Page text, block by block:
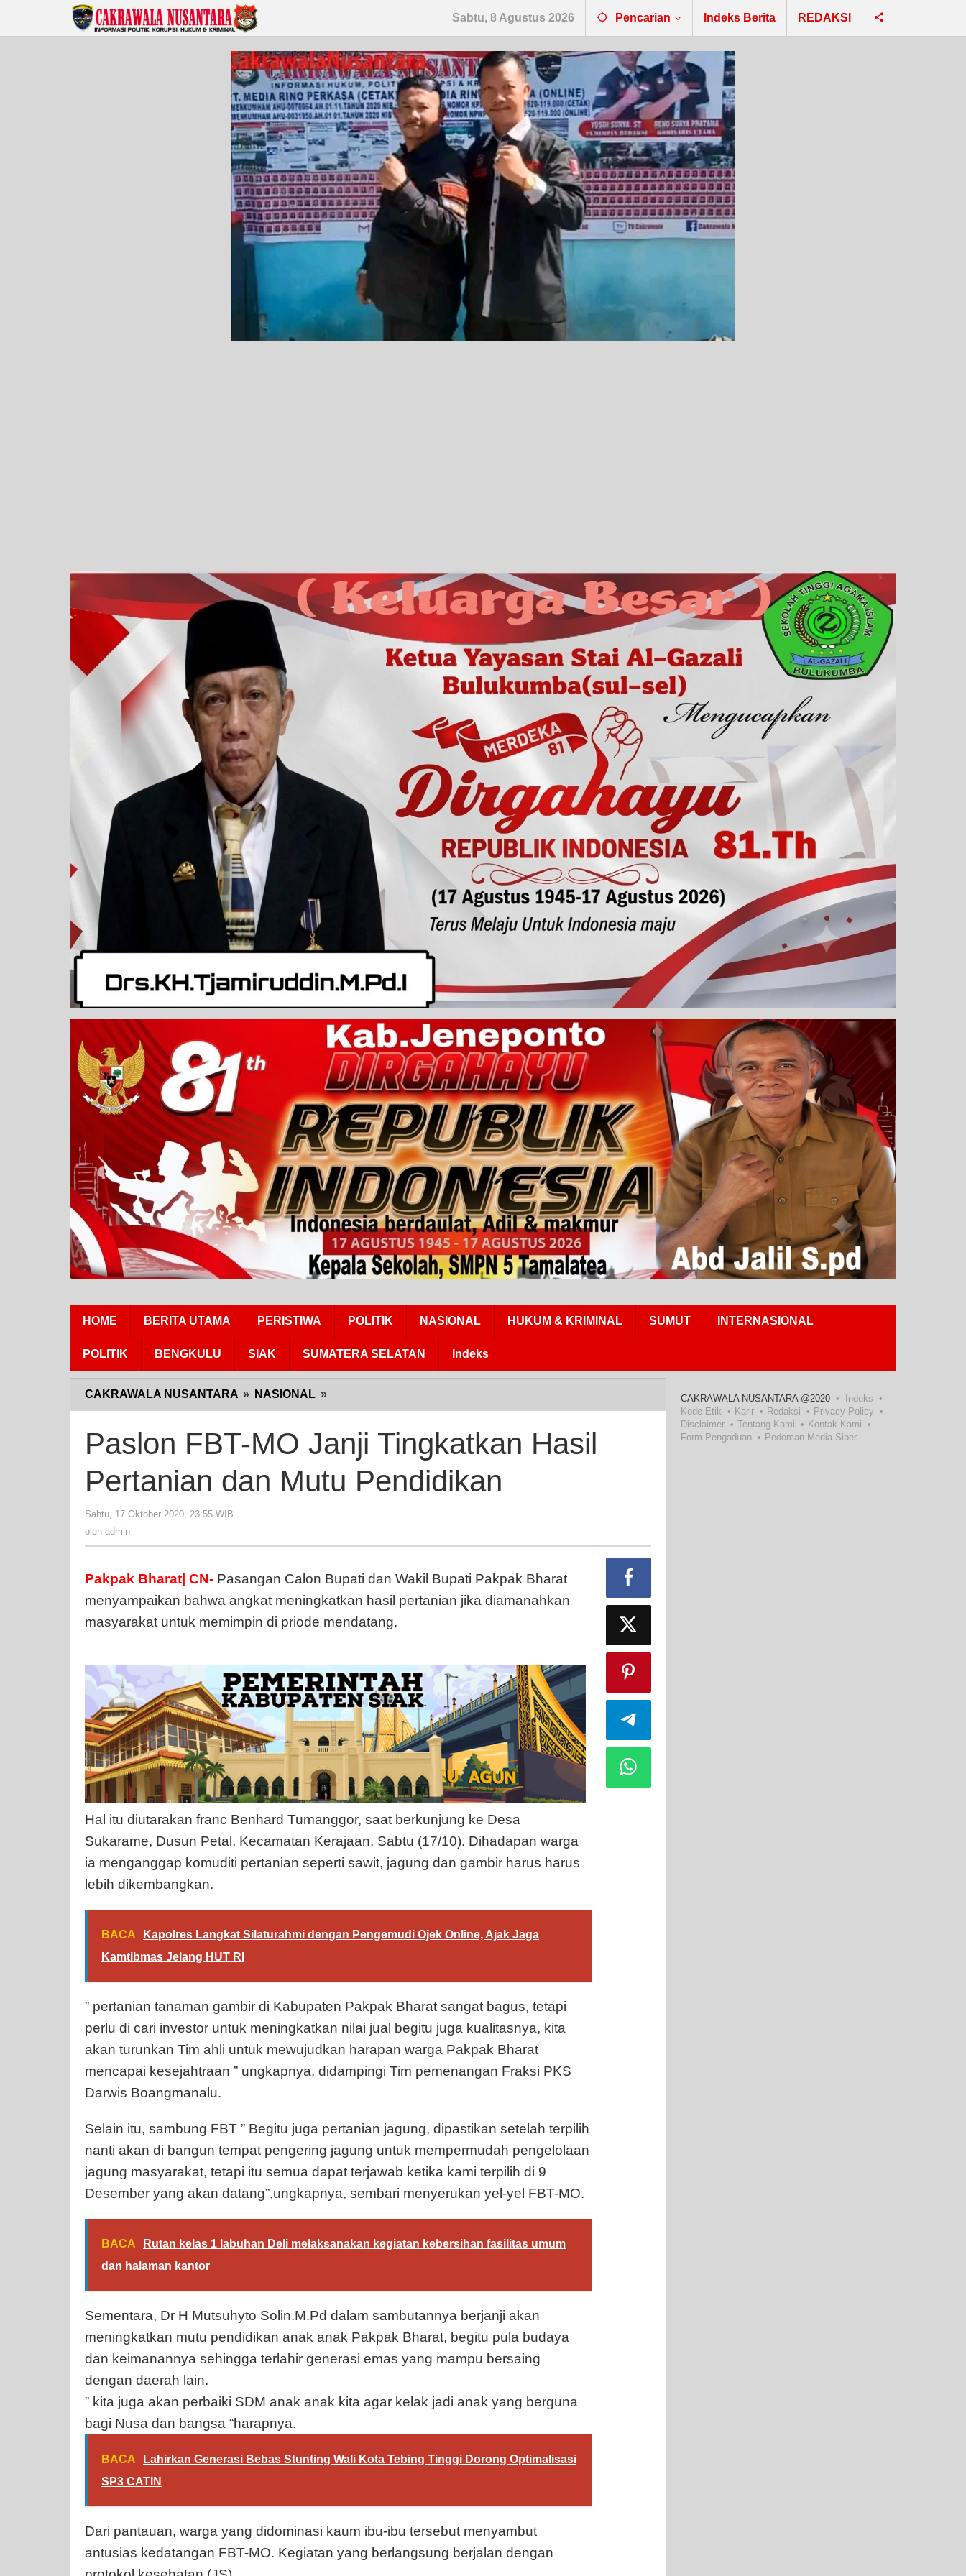
Sabtu, 8 Agustus 2026 Pencarian Indeks Berita REDAKSI
HOME BERITA UTAMA PERISTIWA POLITIK NASIONAL HUKUM & KRIMINAL SUMUT INTERNASIONAL
POLITIK BENGKULU SIAK SUMATERA SELATAN Indeks
CAKRAWALA NUSANTARA » NASIONAL »
FBT-
Janji
Tingkatkan
Pendidikan
Paslon FBT-MO Janji Tingkatkan Hasil
Pertanian dan Mutu Pendidikan
Sabtu, 17 Oktober 2020, 23:55 WIB
oleh admin
Pakpak Bharat| CN- Pasangan Calon Bupati dan Wakil Bupati Pakpak Bharat
menyampaikan bahwa angkat meningkatkan hasil pertanian jika diamanahkan
masyarakat untuk memimpin di priode mendatang.
Hal itu diutarakan franc Benhard Tumanggor, saat berkunjung ke Desa
Sukarame, Dusun Petal, Kecamatan Kerajaan, Sabtu (17/10). Dihadapan warga
ia menganggap komuditi pertanian seperti sawit, jagung dan gambir harus harus
lebih dikembangkan.
BACA
Kapolres Langkat Silaturahmi dengan Pengemudi Ojek Online, Ajak Jaga
Kamtibmas Jelang HUT RI
” pertanian tanaman gambir di Kabupaten Pakpak Bharat sangat bagus, tetapi
perlu di cari investor untuk meningkatkan nilai jual begitu juga kualitasnya, kita
akan turunkan Tim ahli untuk mewujudkan harapan warga Pakpak Bharat
mencapai kesejahtraan ” ungkapnya, didampingi Tim pemenangan Fraksi PKS
Darwis Boangmanalu.
Selain itu, sambung FBT ” Begitu juga pertanian jagung, dipastikan setelah terpilih
nanti akan di bangun tempat pengering jagung untuk mempermudah pengelolaan
jagung masyarakat, tetapi itu semua dapat terjawab ketika kami terpilih di 9
Desember yang akan datang”,ungkapnya, sembari menyerukan yel-yel FBT-MO.
BACA
Rutan kelas 1 labuhan Deli melaksanakan kegiatan kebersihan fasilitas umum
dan halaman kantor
Sementara, Dr H Mutsuhyto Solin.M.Pd dalam sambutannya berjanji akan
meningkatkan mutu pendidikan anak anak Pakpak Bharat, begitu pula budaya
dan keimanannya sehingga terlahir generasi emas yang mampu bersaing
dengan daerah lain.
” kita juga akan perbaiki SDM anak anak kita agar kelak jadi anak yang berguna
bagi Nusa dan bangsa “harapnya.
BACA
Lahirkan Generasi Bebas Stunting Wali Kota Tebing Tinggi Dorong Optimalisasi
SP3 CATIN
Dari pantauan, warga yang didominasi kaum ibu-ibu tersebut menyambut
antusias kedatangan FBT-MO. Kegiatan yang berlangsung berjalan dengan
CAKRAWALA NUSANTARA @2020
Indeks
Kode Etik
Karir Redaksi
Privacy Policy
Disclaimer
Tentang Kami
Kontak Kami
Form Pengaduan
Pedoman Media Siber